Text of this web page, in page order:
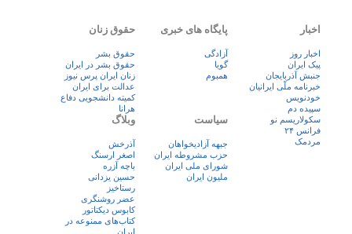
اخبار
اخبار روز
پيک ايران
جنبش آذربایجان
خبرنامه ملّی ایرانیان
خودنویس
سپیده دم
سکولاریسم نو
فرانس ۲۴
مردمک
پایگاه های خبری
آزادگی
گویا
همبوم
حقوق زنان
حقوق بشر
حقوق بشر در ایران
زنان ايران پرس نيوز
عدالت برای ایران
کمیته دانشجویی دفاع
هرانا
سیاست
جبهه آزادیخواهان
حزب مشروطه ایران
شورای ملی ایران
ملیون ایران
وبلاگ
آذرخش
اصغر ارسنگ
باچه آزره
حسین یزدانی
رستاخیز
عضر روشنگری
کابوس دیکتاتور
کتاب‌های ممنوعه در
ایران